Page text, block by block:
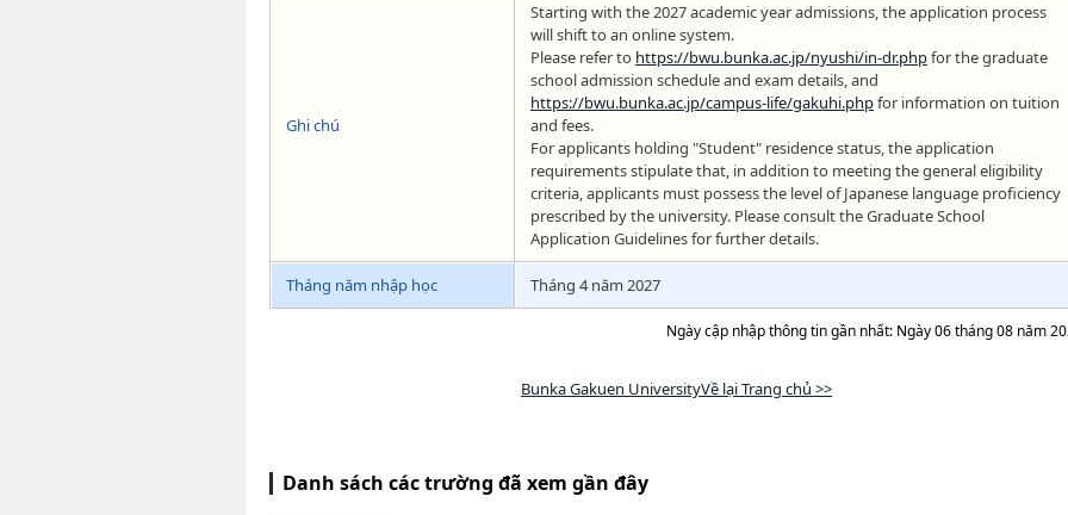
Ghi chú
Starting with the 2027 academic year admissions, the application process
will shift to an online system.
Please refer to https://bwu.bunka.ac.jp/nyushi/in-dr.phpfor the graduate
school admission schedule and exam details, and
https://bwu.bunka.ac.jp/campus-life/gakuhi.phpfor information on tuition
and fees.
For applicants holding "Student" residence status, the application
requirements stipulate that, in addition to meeting the general eligibility
criteria, applicants must possess the level of Japanese language proficiency
prescribed by the university. Please consult the Graduate School
Application Guidelines for further details.
Tháng năm nhập học Tháng 4 năm 2027
Ngày cập nhập thông tin gần nhất: Ngày 06 tháng 08 năm
Bunka Gakuen UniversityVề lại Trang chủ >>
Danh sách các trường đã xem gần đây